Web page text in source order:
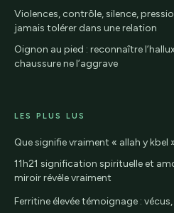
Violences, contrôle, silence,
jamais tolérer dans une relation
Oignon au pied : reconnaître
chaussure ne l’aggrave
LES PLUS LUS
Que signifie vraiment « allah y kbel
11h21 signification spirituelle et
miroir révèle vraiment
Ferritine élevée témoignage :